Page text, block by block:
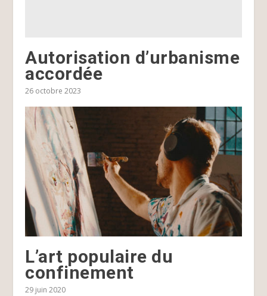
Autorisation d’urbanisme
accordée
26 octobre 2023
L’art populaire du
confinement
29 juin 2020